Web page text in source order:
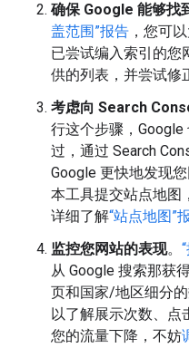
确保 Google 能够找
盖范围”报告 ，您可
已尝试编入索引的您
供的列表，并尝试修
考虑向 Search
行这个步骤，
过，通过 Search
Google 更快地发现
本工具提交站点地图
详细了解“站点地图”
监控您网站的表现。
从 Google 搜索那获
页和国家/地区细分
以了解展示次数、点
您的流量下降，不妨